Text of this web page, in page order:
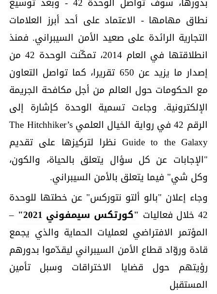
نطاق مهامها - الاعتماد على أحد أبرز العلامات
التجارية الرائدة على صعيد الأمن السيبراني. فمنذ
انطلاقتها في العام 2014، تمكّنت الوحدة 42 من
إصدار ما يزيد عن 650 تقريرا، كما تواصل التعاون
مع الحكومات حول العالم من أجل مكافحة الجريمة
الإلكترونية. وجاءت تسمية الوحدة كإشارة إلى
الرقم 42 في رواية الخيال العلمي The Hitchhiker’s
Guide to the Galaxy نظرا لتركيزها على تقديم
"الإجابات عن كل سؤال يتعلق بالحياة، والكون،
وكل شي" فيما يتعلق بالأمن السيبراني.
وجاء إعلان "بالو ألتو نتوركس" عن خطتها للوحدة
42 خلال فعاليات
"كورتكس سيمفوني 2021"
–
المؤتمر الافتراضي لعمليات الحماية والذي يجمع
قادة وروّاد قطاع الأمن السيبراني ليقدّموا بدورهم
رؤيتهم حول قضايا الاختراقات وسبل تأمين
المستقبل